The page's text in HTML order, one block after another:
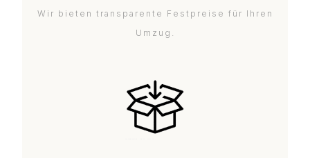
Wir bieten transparente Festpreise für Ihren
Umzug.